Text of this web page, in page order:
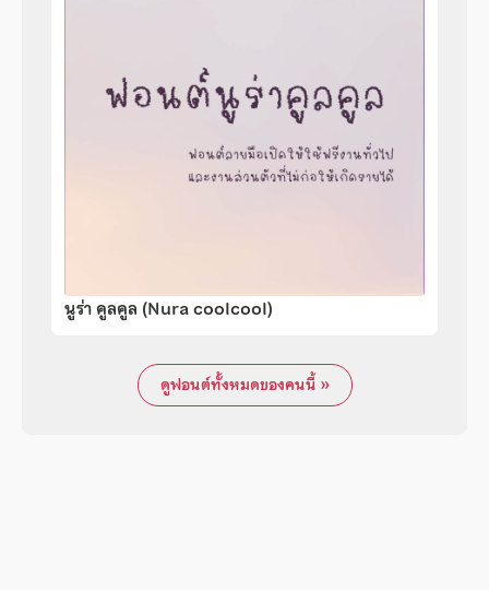
นูร่า คูลคูล (Nura coolcool)
ดูฟอนต์ทั้งหมดของคนนี้ »